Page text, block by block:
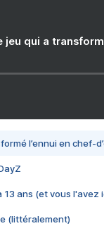
jeu qui a
l’ennui en chef-
13 ans (et vous l'avez
(littéralement)